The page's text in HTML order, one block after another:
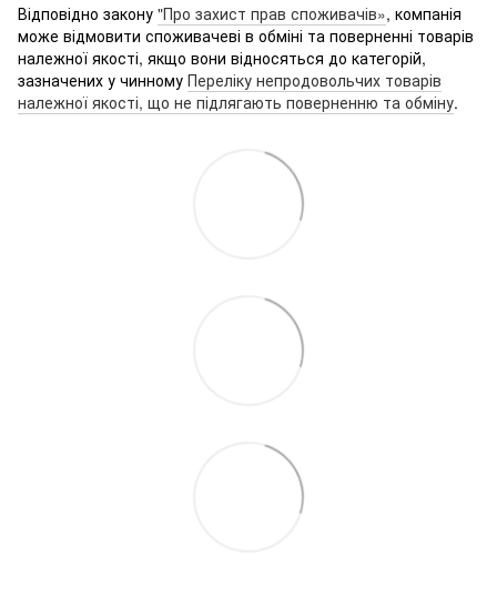
Відповідно закону "Про захист прав споживачів», компанія
може відмовити споживачеві в обміні та поверненні товарів
належної якості, якщо вони відносяться до категорій,
зазначених у чинному Переліку непродовольчих товарів
належної якості, що не підлягають поверненню та обміну.